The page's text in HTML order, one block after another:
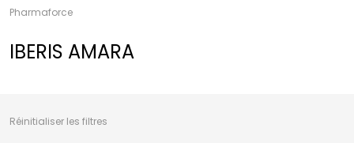
Pharmaforce
IBERIS AMARA
Réinitialiser les filtres